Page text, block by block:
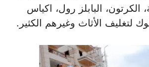
الكرتون، البابلز رول، اكياس
لتغليف الأثاث وغيرهم الكثير.